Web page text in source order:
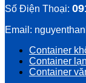
Số Điện Thoại:
Email:
Container
Container
Container